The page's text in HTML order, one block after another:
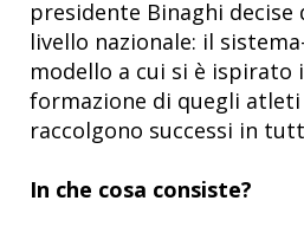
presidente Binaghi decise
livello nazionale: il
modello a cui si è ispirato
formazione di quegli
raccolgono successi in
In che cosa consiste?